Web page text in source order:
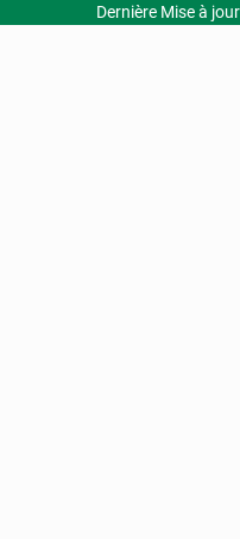
Dernière Mise à